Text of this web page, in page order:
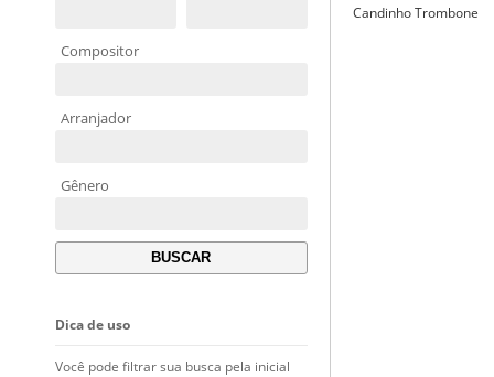
Compositor
Arranjador
Gênero
Dica de uso
Você pode filtrar sua busca pela inicial
Candinho Trombone